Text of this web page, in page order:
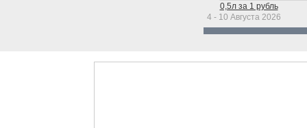
0,5л за 1 рубль
4 - 10 Августа 2026